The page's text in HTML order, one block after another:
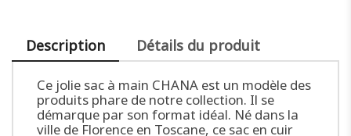
Description Détails du produit
Ce jolie sac à main CHANA est un modèle des
produits phare de notre collection. Il se
démarque par son format idéal. Né dans la
ville de Florence en Toscane, ce sac en cuir